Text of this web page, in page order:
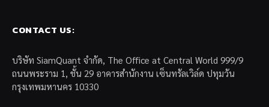
CONTACT US:
บริษัท SiamQuant จำกัด, The Office at Central World 999/9
ถนนพระราม 1, ชั้น 29 อาคารสำนักงาน เซ็นทรัลเวิล์ด ปทุมวัน
กรุงเทพมหานคร 10330